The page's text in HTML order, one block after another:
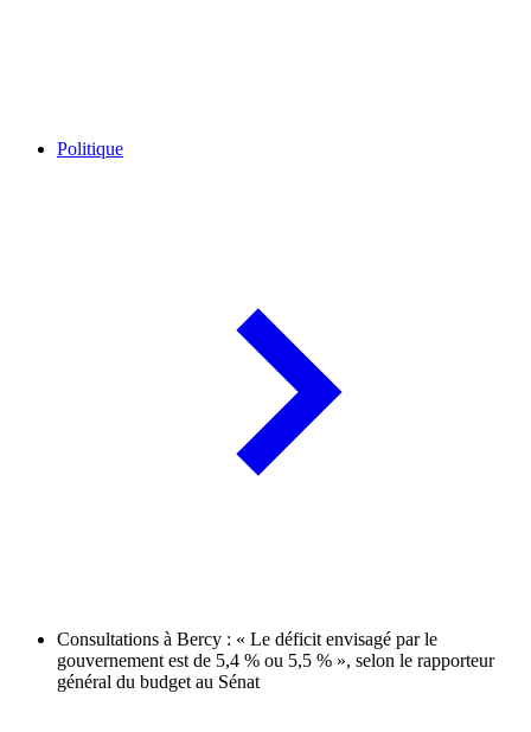
Politique
Consultations à Bercy : « Le déficit envisagé par le
gouvernement est de 5,4 % ou 5,5 % », selon le rapporteur
général du budget au Sénat